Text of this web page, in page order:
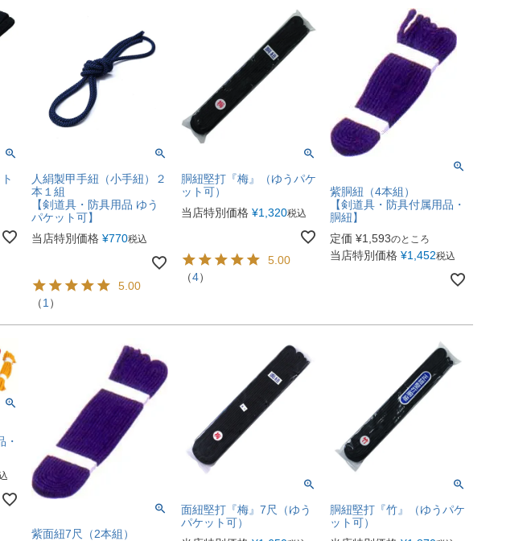
人絹製甲手紐（小手紐）２
本１組
【剣道具・防具用品 ゆう
パケット可】
当店特別価格 ¥770税込
5.00
（1）
胴紐堅打『梅』（ゆうパケ
ット可）
当店特別価格 ¥1,320税込
5.00
（4）
紫胴紐（4本組）
【剣道具・防具付属用品・
胴紐】
定価 ¥1,593のところ
当店特別価格 ¥1,452税込
・
紫面紐7尺（2本組）
面紐堅打『梅』7尺（ゆう
パケット可）
胴紐堅打『竹』（ゆうパケ
ット可）